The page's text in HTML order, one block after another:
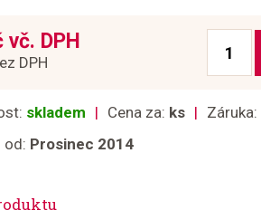
DPH
DPH
skladem Cena za: ks Záruka:
od: Prosinec 2014